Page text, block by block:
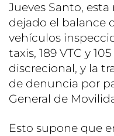
Jueves Santo,
dejado el balance
vehículos
taxis, 189 VTC y
discrecional, y la
de denuncia por
General de
Esto supone que